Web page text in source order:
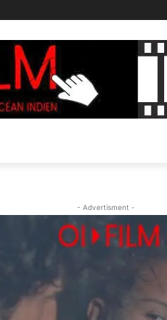
- Advertisment -